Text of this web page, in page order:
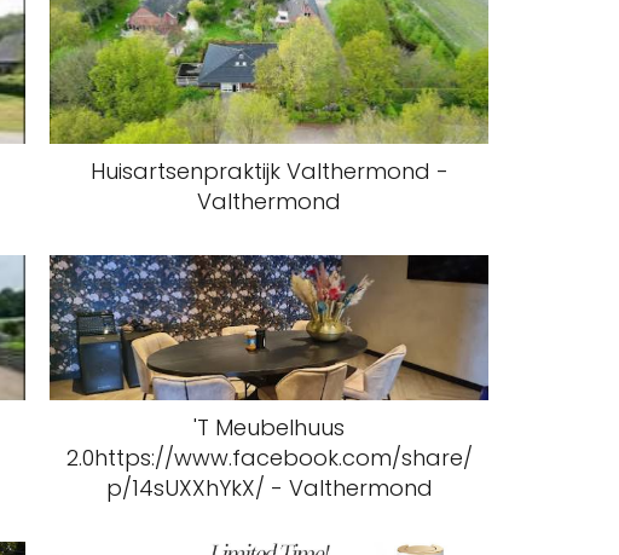
Huisartsenpraktijk Valthermond -
Valthermond
'T Meubelhuus
2.0https://www.facebook.com/share/
p/14sUXXhYkX/ - Valthermond